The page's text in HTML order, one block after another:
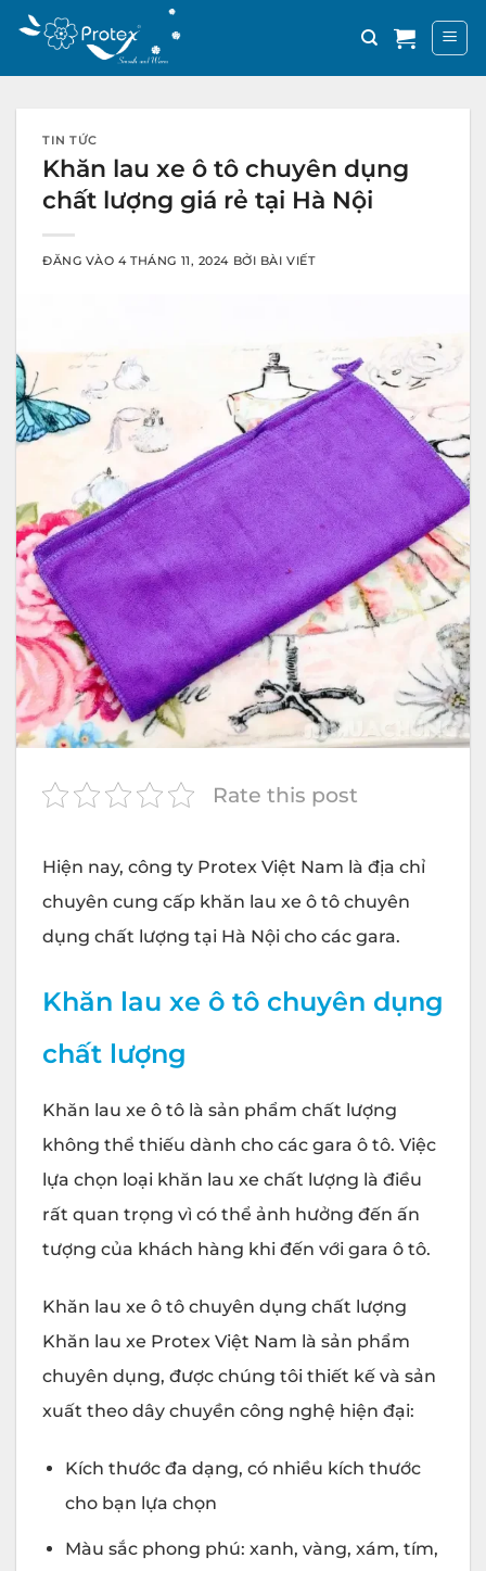
qua
TIN TỨC
Khăn lau xe ô tô chuyên dụng
chất lượng giá rẻ tại Hà Nội
ĐĂNG VÀO4 THÁNG 11, 2024 BỞI BÀI VIẾT
Rate this post
Hiện nay, công ty Protex Việt Nam là địa chỉ
chuyên cung cấp khăn lau xe ô tô chuyên
dụng chất lượng tại Hà Nội cho các gara.
Khăn lau xe ô tô chuyên dụng
chất lượng
Khăn lau xe ô tô là sản phẩm chất lượng
không thể thiếu dành cho các gara ô tô. Việc
lựa chọn loại khăn lau xe chất lượng là điều
rất quan trọng vì có thể ảnh hưởng đến ấn
tượng của khách hàng khi đến với gara ô tô.
Khăn lau xe ô tô chuyên dụng chất lượng
Khăn lau xe Protex Việt Nam là sản phẩm
chuyên dụng, được chúng tôi thiết kế và sản
xuất theo dây chuyền công nghệ hiện đại:
Kích thước đa dạng, có nhiều kích thước
cho bạn lựa chọn
Màu sắc phong phú: xanh, vàng, xám, tím,